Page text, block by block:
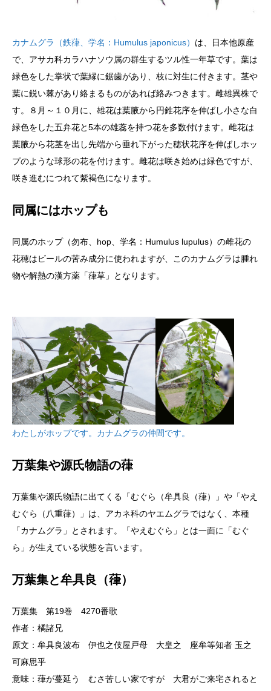
カナムグラ（鉄葎、学名：Humulus japonicus） は、日本他原産
で、アサカ科カラハナソウ属の群生するツル性一年草です。葉は
緑色をした掌状で葉縁に鋸歯があり、枝に対生に付きます。茎や
葉に鋭い棘があり絡まるものがあれば絡みつきます。雌雄異株で
す。８月～１０月に、雄花は葉腋から円錐花序を伸ばし小さな白
緑色をした五弁花と5本の雄蕊を持つ花を多数付けます。雌花は
葉腋から花茎を出し先端から垂れ下がった穂状花序を伸ばしホッ
プのような球形の花を付けます。雌花は咲き始めは緑色ですが、
咲き進むにつれて紫褐色になります。
同属にはホップも
同属のホップ（勿布、hop、学名：Humulus lupulus）の雌花の
花穂はビールの苦み成分に使われますが、このカナムグラは腫れ
物や解熱の漢方薬「葎草」となります。
わたしがホップです。カナムグラの仲間です。
万葉集や源氏物語の葎
万葉集や源氏物語に出てくる「むぐら（牟具良（葎）」や「やえ
むぐら（八重葎）」は、アカネ科のヤエムグラではなく、本種
「カナムグラ」とされます。「やえむぐら」とは一面に「むぐ
ら」が生えている状態を言います。
万葉集と牟具良（葎）
万葉集 第19巻 4270番歌
作者：橘諸兄
原文：牟具良波布 伊也之伎屋戸母 大皇之 座牟等知者 玉之
可麻思乎
意味：葎が蔓延う むさ苦しい家ですが 大君がご来宅されると